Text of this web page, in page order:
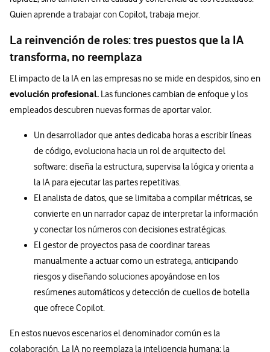
Quien aprende a trabajar con Copilot, trabaja mejor.
La reinvención de roles: tres puestos que la IA
transforma, no reemplaza
El impacto de la IA en las empresas no se mide en despidos, sino en
evolución profesional. Las funciones cambian de enfoque y los
empleados descubren nuevas formas de aportar valor.
Un desarrollador que antes dedicaba horas a escribir líneas
de código, evoluciona hacia un rol de arquitecto del
software: diseña la estructura, supervisa la lógica y orienta a
la IA para ejecutar las partes repetitivas.
El analista de datos, que se limitaba a compilar métricas, se
convierte en un narrador capaz de interpretar la información
y conectar los números con decisiones estratégicas.
El gestor de proyectos pasa de coordinar tareas
manualmente a actuar como un estratega, anticipando
riesgos y diseñando soluciones apoyándose en los
resúmenes automáticos y detección de cuellos de botella
que ofrece Copilot.
En estos nuevos escenarios el denominador común es la
colaboración. La IA no reemplaza la inteligencia humana; la